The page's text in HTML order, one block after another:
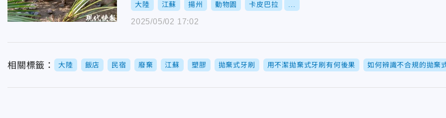
大陸 江蘇 揚州 動物園 卡皮巴拉
2025/05/02 17:02
相關標籤： 大陸 飯店 民宿 廢棄 江蘇 塑膠 拋棄式牙刷 用不潔拋棄式牙刷有何後果 如何辨識不合規的拋棄